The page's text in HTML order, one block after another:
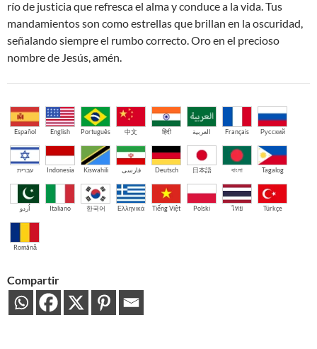
río de justicia que refresca el alma y conduce a la vida. Tus
mandamientos son como estrellas que brillan en la oscuridad,
señalando siempre el rumbo correcto. Oro en el precioso
nombre de Jesús, amén.
Español English Português 中文 हिंदी العربية Français Русский
עברית Indonesia Kiswahili فارسی Deutsch 日本語 বাংলা Tagalog
اُردو Italiano 한국어 Ελληνικά Tiếng Việt Polski ไทย Türkçe
Română
Compartir